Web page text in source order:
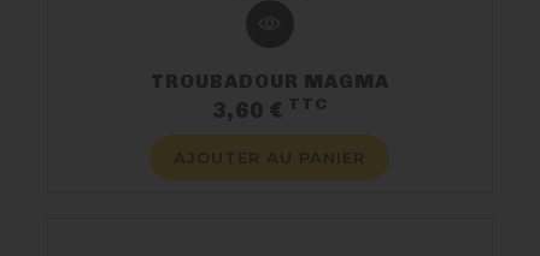
TROUBADOUR MAGMA
3,60 € TTC
AJOUTER AU PANIER